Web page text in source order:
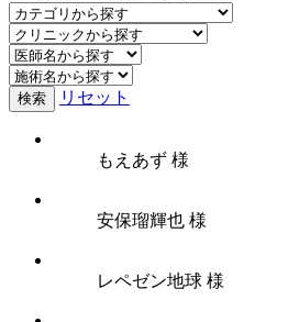
検索 リセット
もえあず 様
安保瑠輝也 様
レペゼン地球 様